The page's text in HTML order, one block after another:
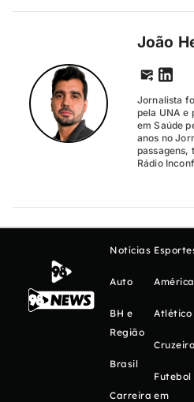
João
Jornalista
pela UNA e
em Saúde
anos no
passagens,
Rádio
Notícias
Auto
BH e
Região
Brasil
Carreira
América
Atlético
Cruzeiro
Futebol
em